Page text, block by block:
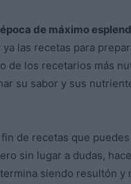
de máximo
ya las recetas para
de los recetarios más
su sabor y sus
de recetas que
sin lugar a dudas,
siendo resultón y